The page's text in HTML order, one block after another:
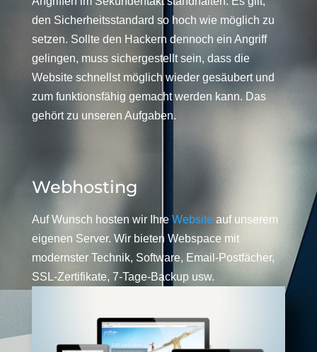
den Sicherheitsstandard so hoch wie möglich zu
setzen. Sollte den Hackern dennoch ein Angriff
gelingen, muss sichergestellt sein, dass die
Website schnellst möglich wieder gesäubert und
zum funktionsfähig gemacht werden kann. Das
gehört zu unseren Aufgaben.
Webhosting
Auf Wunsch hosten wir Ihre Website auf unserem
eigenen Server. Wir bieten Webspace mit
modernster Technik, Software, Email-Postfächer,
SSL-Zertifikate, 7-Tage-Backup usw.